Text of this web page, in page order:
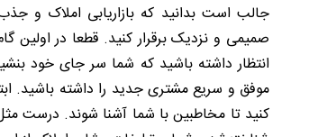
جالب است بدانید که بازاریابی املاک و
صمیمی و نزدیک برقرار کنید. قطعا در
انتظار داشته باشید که شما سر جای خود
موفق و سریع مشتری جدید را داشته باشید.
کنید تا مخاطبین با شما آشنا شوند. درست